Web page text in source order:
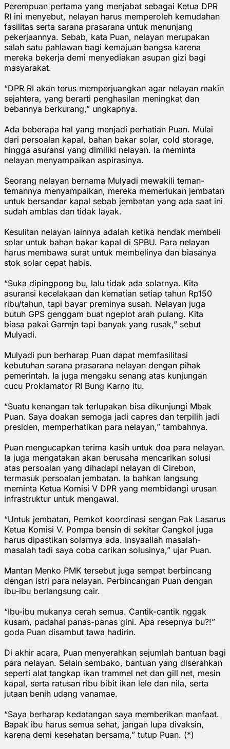
Perempuan pertama yang menjabat sebagai Ketua DPR
RI ini menyebut, nelayan harus memperoleh kemudahan
fasilitas serta sarana prasarana untuk menunjang
pekerjaannya. Sebab, kata Puan, nelayan merupakan
salah satu pahlawan bagi kemajuan bangsa karena
mereka bekerja demi menyediakan asupan gizi bagi
masyarakat.
“DPR RI akan terus memperjuangkan agar nelayan makin
sejahtera, yang berarti penghasilan meningkat dan
bebannya berkurang,” ungkapnya.
Ada beberapa hal yang menjadi perhatian Puan. Mulai
dari persoalan kapal, bahan bakar solar, cold storage,
hingga asuransi yang dimiliki nelayan. Ia meminta
nelayan menyampaikan aspirasinya.
Seorang nelayan bernama Mulyadi mewakili teman-
temannya menyampaikan, mereka memerlukan jembatan
untuk bersandar kapal sebab jembatan yang ada saat ini
sudah amblas dan tidak layak.
Kesulitan nelayan lainnya adalah ketika hendak membeli
solar untuk bahan bakar kapal di SPBU. Para nelayan
harus membawa surat untuk membelinya dan biasanya
stok solar cepat habis.
“Suka dipingpong bu, lalu tidak ada solarnya. Kita
asuransi kecelakaan dan kematian setiap tahun Rp150
ribu/tahun, tapi bayar preminya susah. Nelayan juga
butuh GPS genggam buat ngeplot arah pulang. Kita
biasa pakai Garmjn tapi banyak yang rusak,” sebut
Mulyadi.
Mulyadi pun berharap Puan dapat memfasilitasi
kebutuhan sarana prasarana nelayan dengan pihak
pemerintah. Ia juga mengaku senang atas kunjungan
cucu Proklamator RI Bung Karno itu.
“Suatu kenangan tak terlupakan bisa dikunjungi Mbak
Puan. Saya doakan semoga jadi capres dan terpilih jadi
presiden, memperhatikan para nelayan,” tambahnya.
Puan mengucapkan terima kasih untuk doa para nelayan.
Ia juga mengatakan akan berusaha mencarikan solusi
atas persoalan yang dihadapi nelayan di Cirebon,
termasuk persoalan jembatan. Ia bahkan langsung
meminta Ketua Komisi V DPR yang membidangi urusan
infrastruktur untuk mengawal.
“Untuk jembatan, Pemkot koordinasi sengan Pak Lasarus
Ketua Komisi V. Pompa bensin di sekitar Cangkol juga
harus dipastikan solarnya ada. Insyaallah masalah-
masalah tadi saya coba carikan solusinya,” ujar Puan.
Mantan Menko PMK tersebut juga sempat berbincang
dengan istri para nelayan. Perbincangan Puan dengan
ibu-ibu berlangsung cair.
“Ibu-ibu mukanya cerah semua. Cantik-cantik nggak
kusam, padahal panas-panas gini. Apa resepnya bu?!”
goda Puan disambut tawa hadirin.
Di akhir acara, Puan menyerahkan sejumlah bantuan bagi
para nelayan. Selain sembako, bantuan yang diserahkan
seperti alat tangkap ikan trammel net dan gill net, mesin
kapal, serta ratusan ribu bibit ikan lele dan nila, serta
jutaan benih udang vanamae.
“Saya berharap kedatangan saya memberikan manfaat.
Bapak ibu harus semua sehat, jangan lupa divaksin,
karena demi kesehatan bersama,” tutup Puan. (*)